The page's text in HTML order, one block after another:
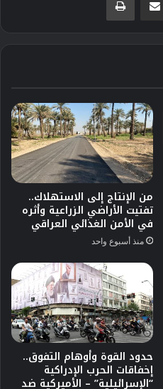
من الإنتاج إلى الاستهلاك..
تفتيت الأراضي الزراعية وأثره
في الأمن الغذائي العراقي
منذ أسبوع واحد
حدود القوة وأوهام التفوق..
إخفاقات الحرب الإدراكية
“الإسرائيلية” – الأميركية ضد